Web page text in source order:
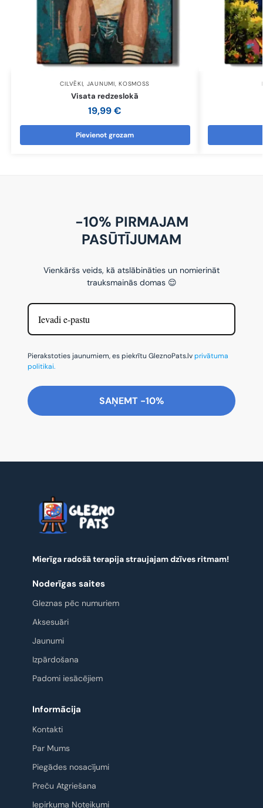
CILVĒKI, JAUNUMI,KOSMOSS
Visata redzeslokā
19,99€
Pievienot grozam
-10% PIRMAJAM
PASŪTĪJUMAM
Vienkāršs veids, kā atslābināties un nomierināt
trauksmainās domas 😌
Pierakstoties jaunumiem, es piekrītu GleznoPats.lvprivātuma
politikai.
SAŅEMT -10%
Mierīga radošā terapija straujajam dzīves ritmam!
Noderīgas saites
Gleznas pēc numuriem
Aksesuāri
Jaunumi
Izpārdošana
Padomi iesācējiem
Informācija
Kontakti
Par Mums
Piegādes nosacījumi
Preču Atgriešana
Iepirkuma Noteikumi